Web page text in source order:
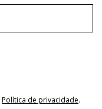
Política de privacidade.